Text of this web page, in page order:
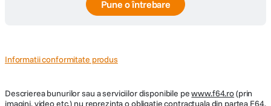
Pune o întrebare
Informatii conformitate produs
Descrierea bunurilor sau a serviciilor disponibile pewww.f64.ro(prin
imagini, video etc.) nu reprezinta o obligatie contractuala din partea F64,